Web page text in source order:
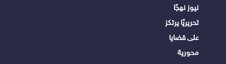
نيوز نهجًا
تحريريًا يرتكز
على قضايا
محورية